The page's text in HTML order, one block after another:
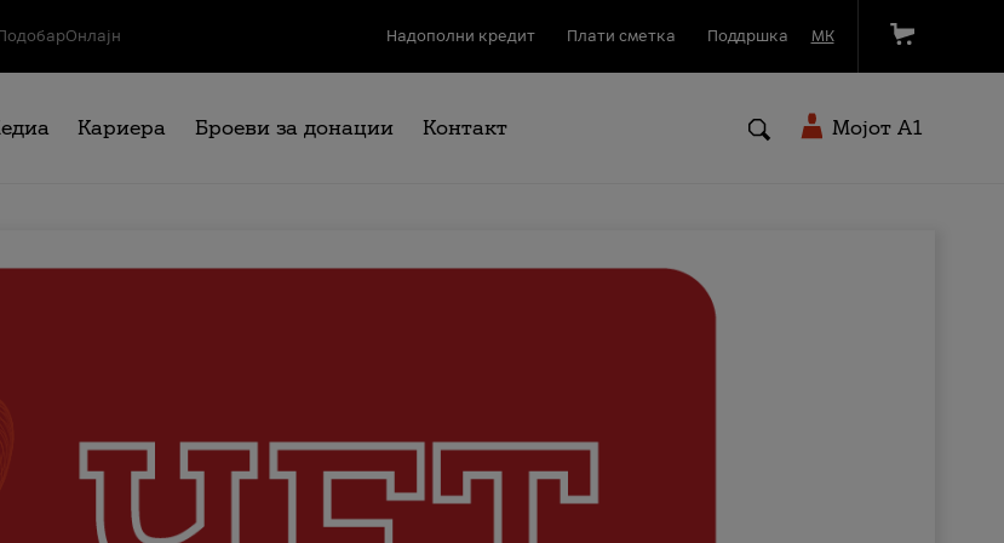
Надополни кредит Плати сметка Поддршка МК
Кариера Броеви за донации Контакт Мојот A1